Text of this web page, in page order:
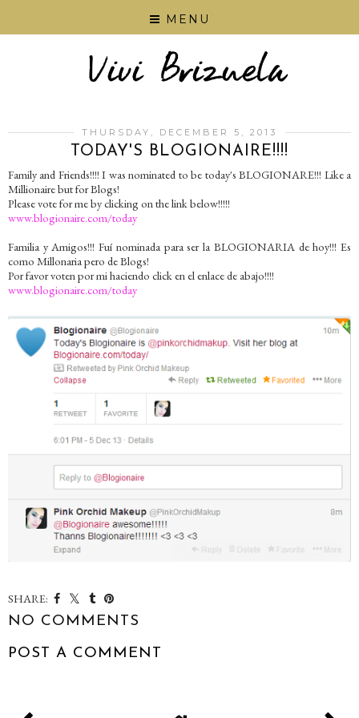
MENU
THURSDAY, DECEMBER 5, 2013
TODAY'S BLOGIONAIRE!!!!
Family and Friends!!!! I was nominated to be today's BLOGIONARE!!! Like a
Millionaire but for Blogs!
Please vote for me by clicking on the link below!!!!!
www.blogionaire.com/today
Familia y Amigos!!! Fuí nominada para ser la BLOGIONARIA de hoy!!! Es
como Millonaria pero de Blogs!
Por favor voten por mi haciendo click en el enlace de abajo!!!!
www.blogionaire.com/today
SHARE:
NO COMMENTS
POST A COMMENT